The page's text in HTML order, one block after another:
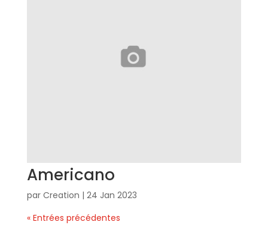
Americano
par Creation | 24 Jan 2023
« Entrées précédentes